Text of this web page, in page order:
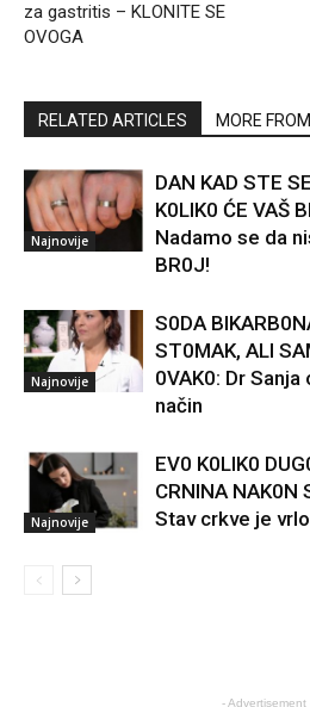
za gastritis – KLONITE SE
OVOGA
RELATED ARTICLES MORE
Najnovije
DAN KAD STE
K0LIK0 ĆE VAŠ
Nadamo se da
BR0J!
Najnovije
S0DA
ST0MAK, ALI
0VAK0: Dr
način
Najnovije
EV0 K0LIK0
CRNINA NAK0N
Stav crkve je
- Advertisement